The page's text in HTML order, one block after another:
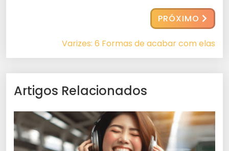
PRÓXIMO
Varizes: 6 Formas de acabar com elas
Artigos Relacionados